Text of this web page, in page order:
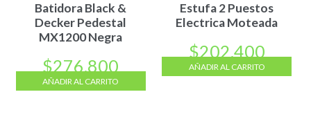
Batidora Black &
Decker Pedestal
MX1200 Negra
$276.800
AÑADIR AL CARRITO
Estufa 2 Puestos
Electrica Moteada
$202.400
AÑADIR AL CARRITO